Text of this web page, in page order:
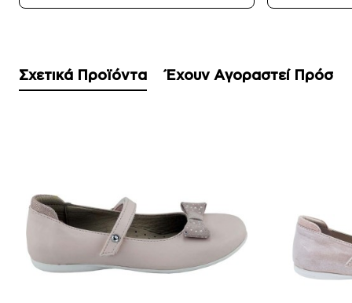
Σχετικά Προϊόντα Έχουν Αγοραστεί